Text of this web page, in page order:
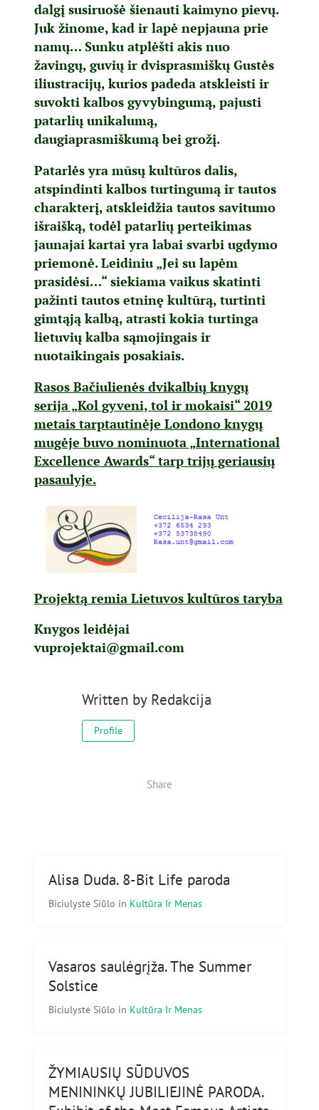
dalgį susiruošė šienauti kaimyno pievų.
Juk žinome, kad ir lapė nepjauna prie
namų… Sunku atplėšti akis nuo
žavingų, guvių ir dvisprasmiškų Gustės
iliustracijų, kurios padeda atskleisti ir
suvokti kalbos gyvybingumą, pajusti
patarlių unikalumą,
daugiaprasmiškumą bei grožį.
Patarlės yra mūsų kultūros dalis,
atspindinti kalbos turtingumą ir tautos
charakterį, atskleidžia tautos savitumo
išraišką, todėl patarlių perteikimas
jaunajai kartai yra labai svarbi ugdymo
priemonė. Leidiniu „Jei su lapėm
prasidėsi…“ siekiama vaikus skatinti
pažinti tautos etninę kultūrą, turtinti
gimtąją kalbą, atrasti kokia turtinga
lietuvių kalba sąmojingais ir
nuotaikingais posakiais.
Rasos Bačiulienės dvikalbių knygų
serija „Kol gyveni, tol ir mokaisi“ 2019
metais tarptautinėje Londono knygų
mugėje buvo nominuota „International
Excellence Awards“ tarp trijų geriausių
pasaulyje.
Projektą remia Lietuvos kultūros taryba
Knygos leidėjai
vuprojektai@gmail.com
Written by Redakcija
Profile
Share
Alisa Duda. 8-Bit Life paroda
Biciulystė Siūlo in Kultūra Ir Menas
Vasaros saulėgrįža. The Summer
Solstice
Biciulystė Siūlo in Kultūra Ir Menas
ŽYMIAUSIŲ SŪDUVOS
MENININKŲ JUBILIEJINĖ PARODA.